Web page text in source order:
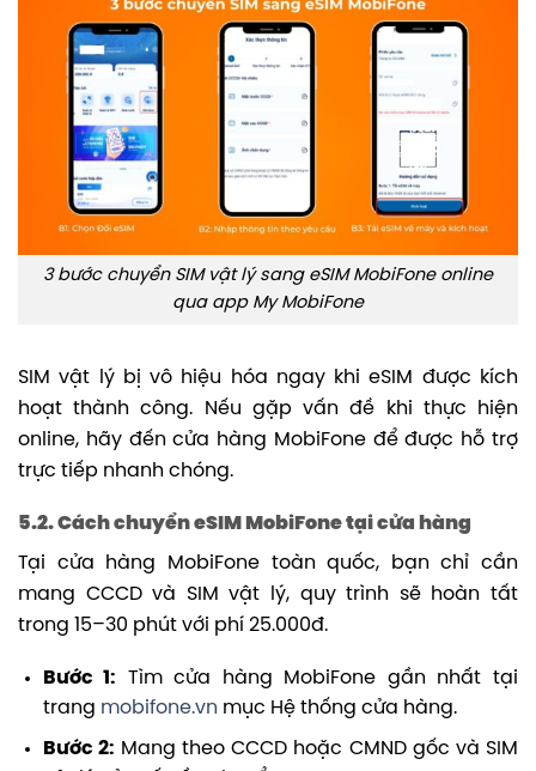
3 bước chuyển SIM vật lý sang eSIM MobiFone online
qua app My MobiFone
SIM vật lý bị vô hiệu hóa ngay khi eSIM được kích
hoạt thành công. Nếu gặp vấn đề khi thực hiện
online, hãy đến cửa hàng MobiFone để được hỗ trợ
trực tiếp nhanh chóng.
5.2. Cách chuyển eSIM MobiFone tại cửa hàng
Tại cửa hàng MobiFone toàn quốc, bạn chỉ cần
mang CCCD và SIM vật lý, quy trình sẽ hoàn tất
trong 15–30 phút với phí 25.000đ.
Bước 1: Tìm cửa hàng MobiFone gần nhất tại
trang mobifone.vn mục Hệ thống cửa hàng.
Bước 2: Mang theo CCCD hoặc CMND gốc và SIM